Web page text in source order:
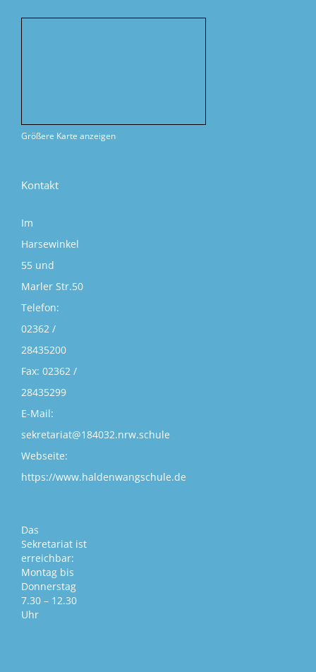
Größere Karte anzeigen
Kontakt
Im
Harsewinkel
55 und
Marler Str.50
Telefon:
02362 /
28435200
Fax: 02362 /
28435299
E-Mail:
sekretariat@184032.nrw.schule
Webseite:
https://www.haldenwangschule.de
Das
Sekretariat ist
erreichbar:
Montag bis
Donnerstag
7.30 – 12.30
Uhr